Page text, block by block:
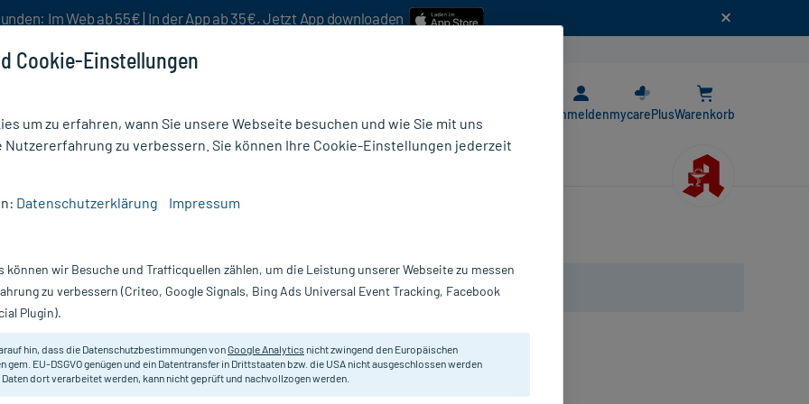
Im Web ab 55€ | In der App ab 35€. Jetzt App downloaden
AnmeldenmycarePlusWarenkorb
Nur für kurze Zeit:Gratis-Versand* ab 19€ Mindestbestellwert!
Schoenenberger
Zur unterstützende Behandlung rheumatischer Beschwerden.
Cookie-Einstellungen
um zu erfahren, wann Sie unsere Webseite besuchen und wie Sie mit uns
Nutzererfahrung zu verbessern. Sie können Ihre Cookie-Einstellungen jederzeit
Datenschutzerklärung Impressum
können wir Besuche und Trafficquellen zählen, um die Leistung unserer Webseite zu messen
zu verbessern (Criteo, Google Signals, Bing Ads Universal Event Tracking, Facebook
Plugin).
hin, dass die Datenschutzbestimmungen vonGoogle Analytics nicht zwingend den Europäischen
gem. EU-DSGVO genügen und ein Datentransfer in Drittstaaten bzw. die USA nicht ausgeschlossen werden
Daten dort verarbeitet werden, kann nicht geprüft und nachvollzogen werden.